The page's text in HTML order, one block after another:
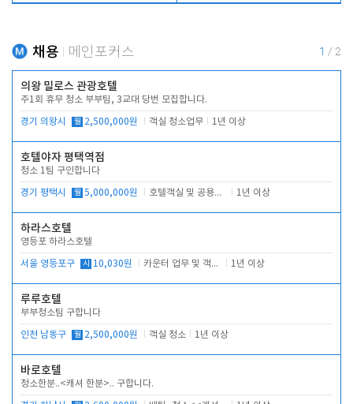
채용 메인포커스 1 / 2
의왕 밀로스 관광호텔
주1회 휴무 청소 부부팀, 3교대 당번 모집합니다.
경기 의왕시 월 2,500,000원 객실 청소업무 1년 이상
호텔야자 평택역점
청소 1팀 구인합니다
경기 평택시 월 5,000,000원 호텔객실 및 공용시설 청소 관리 1년 이상
하라스호텔
영등포 하라스호텔
서울 영등포구 시 10,030원 카운터 업무 및 객실관리(청소상태 확인, 객실판매) 1년 이상
루루호텔
부부청소팀 구합니다
인천 남동구 월 2,500,000원 객실 청소 1년 이상
바로호텔
청소한분..<캐셔 한분>.. 구합니다.